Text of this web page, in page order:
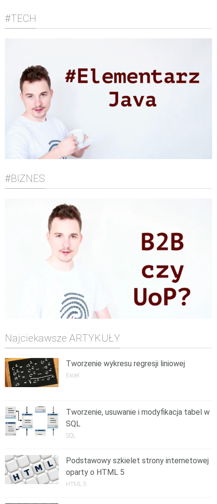
#TECH
#BIZNES
Najciekawsze ARTYKUŁY
Tworzenie wykresu regresji liniowej
Excel
Tworzenie, usuwanie i modyfikacja tabel w
SQL
SQL
Podstawowy szkielet strony internetowej
oparty o HTML 5
HTML 5